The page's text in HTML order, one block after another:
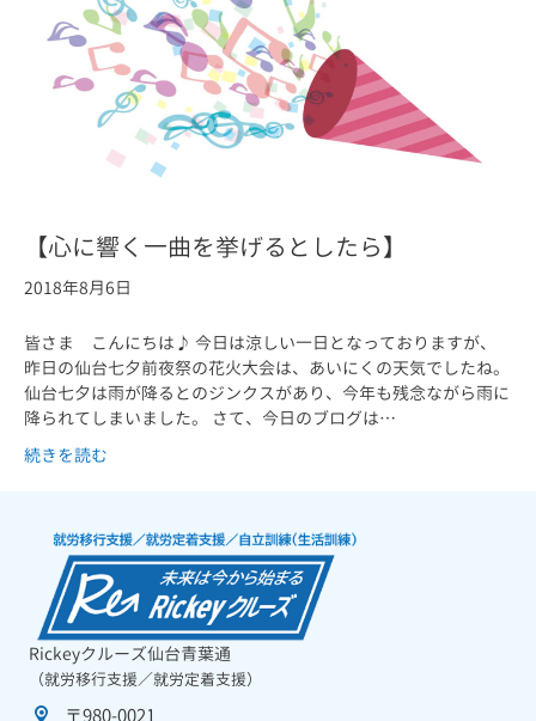
【心に響く一曲を挙げるとしたら】
2018年8月6日
皆さま こんにちは♪ 今日は涼しい一日となっておりますが、
昨日の仙台七夕前夜祭の花火大会は、あいにくの天気でしたね。
仙台七夕は雨が降るとのジンクスがあり、今年も残念ながら雨に
降られてしまいました。 さて、今日のブログは…
続きを読む
Rickeyクルーズ仙台青葉通
（就労移行支援／就労定着支援）
〒980-0021